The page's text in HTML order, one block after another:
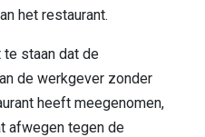
het restaurant.
staan dat de
de werkgever zonder
heeft meegenomen,
afwegen tegen de